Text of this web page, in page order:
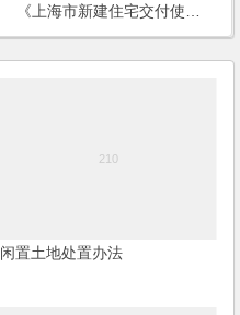
《上海市新建住宅交付使用许可规定》若干实施意见
闲置土地处置办法